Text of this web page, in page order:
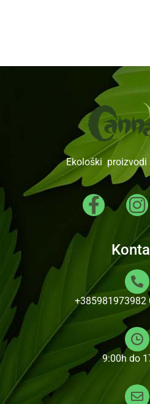
Ekološki proizvodi
+385981973982
9:00h do